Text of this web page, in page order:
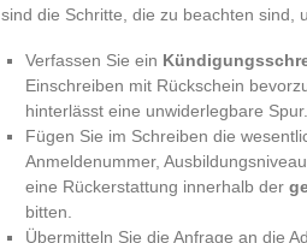
sind die Schritte, die zu beachten sind,
Verfassen Sie ein
Einschreiben mit Rückschein
hinterlässt eine unwiderlegbare Spur.
Fügen Sie im Schreiben die
Anmeldenummer,
eine Rückerstattung innerhalb der
bitten.
Übermitteln Sie die Anfrage an die